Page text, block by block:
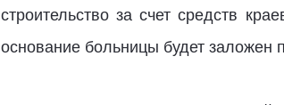
строительство за счет средств
основание больницы будет заложен